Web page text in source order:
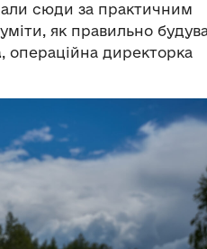
сюди за практичним
як правильно
, операційна директорка